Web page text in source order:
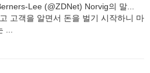
Lee (@ZDNet) Norvig의 말...
고객을 알면서 돈을 벌기 시작하니 마
...